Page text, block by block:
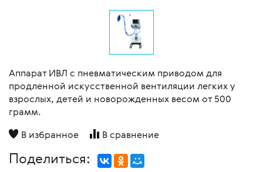
Аппарат ИВЛ с пневматическим приводом для
продленной искусственной вентиляции легких у
взрослых, детей и новорожденных весом от 500
грамм.
В избранное
В сравнение
Поделиться: